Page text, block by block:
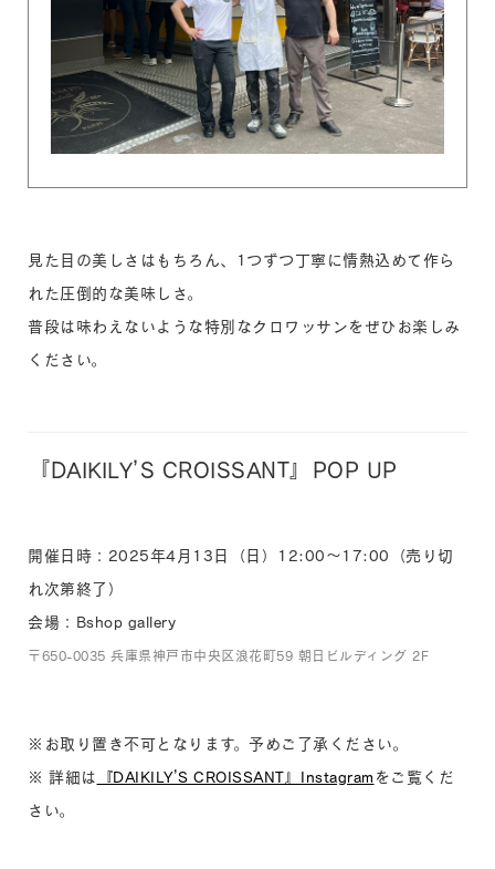
見た目の美しさはもちろん、1つずつ丁寧に情熱込めて作ら
れた圧倒的な美味しさ。
普段は味わえないような特別なクロワッサンをぜひお楽しみ
ください。
『DAIKILY’S CROISSANT』POP UP
開催日時：2025年4月13日（日）12:00〜17:00（売り切
れ次第終了）
会場：Bshop gallery
〒650-0035 兵庫県神戸市中央区浪花町59 朝日ビルディング 2F
※お取り置き不可となります。予めご了承ください。
※ 詳細は 『DAIKILY’S CROISSANT』Instagram をご覧くだ
さい。